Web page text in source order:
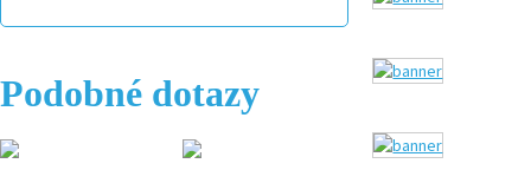
Podobné dotazy